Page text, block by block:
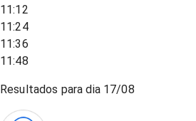
11:12
11:24
11:36
11:48
Resultados para dia 17/08